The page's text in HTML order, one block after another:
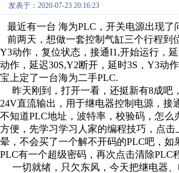
发表于：2020-07-23 20:16:23
最近有一台 海为PLC，开关电源出现了
前两天，想做一套控制气缸三个行程到
Y3动作，复位状态，接通I1,开始运行，
动作，延迟30S,Y2断开，延时3S，Y3动
宝上定了一台海为二手PLC.
昨天刚到，打开一看，还挺新有8成吧
24V直流输出，用于继电器控制电源，接
不知道PLC地址，波特率，校验码，怎
方便，先学习学习人家的编程技巧，点
晕，不会买了一个解不开码的PLC吧，
PLC有一个超级密码，再次点击清除PLC
一切就绪，只欠东风，今天把继电器、